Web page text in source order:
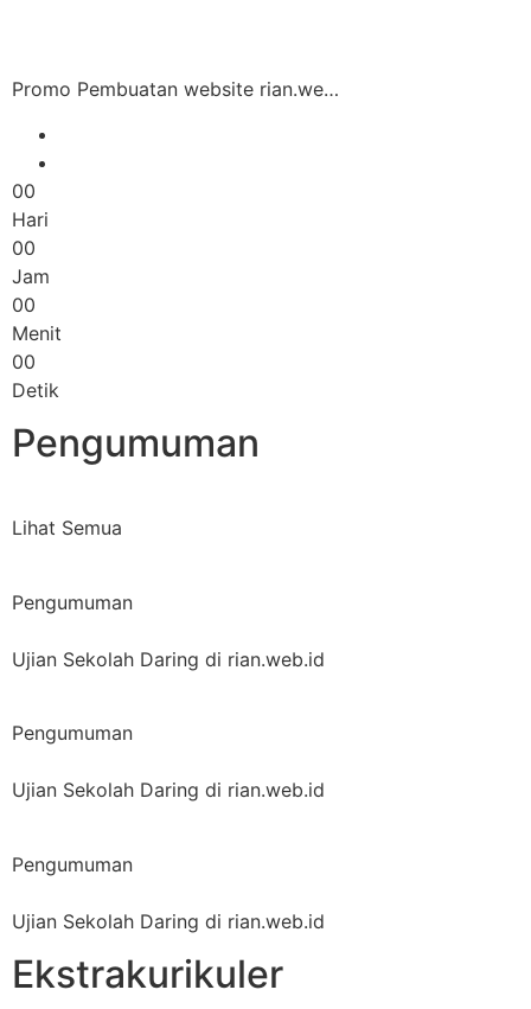
Promo Pembuatan website rian.we…
00
Hari
00
Jam
00
Menit
00
Detik
Pengumuman
Lihat Semua
Pengumuman
Ujian Sekolah Daring di rian.web.id
Pengumuman
Ujian Sekolah Daring di rian.web.id
Pengumuman
Ujian Sekolah Daring di rian.web.id
Ekstrakurikuler